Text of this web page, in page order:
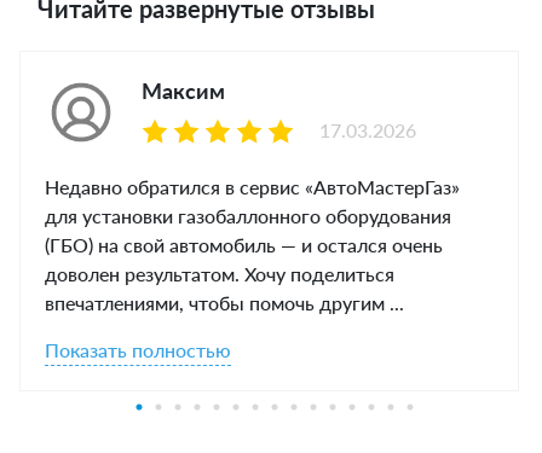
Читайте развернутые отзывы
Максим
Недавно обратился в сервис «АвтоМастерГаз»
для установки газобаллонного оборудования
(ГБО) на свой автомобиль — и остался очень
доволен результатом. Хочу поделиться
впечатлениями, чтобы помочь другим ...
Показать полностью
17.03.2026